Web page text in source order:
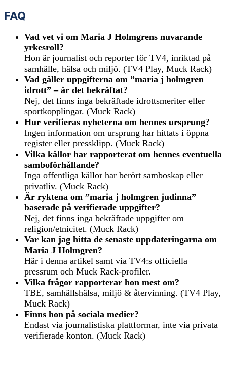
FAQ
Vad vet vi om Maria J Holmgrens nuvarande
yrkesroll?
Hon är journalist och reporter för TV4, inriktad på
samhälle, hälsa och miljö. (TV4 Play, Muck Rack)
Vad gäller uppgifterna om ”maria j holmgren
idrott” – är det bekräftat?
Nej, det finns inga bekräftade idrottsmeriter eller
sportkopplingar. (Muck Rack)
Hur verifieras nyheterna om hennes ursprung?
Ingen information om ursprung har hittats i öppna
register eller pressklipp. (Muck Rack)
Vilka källor har rapporterat om hennes eventuella
samboförhållande?
Inga offentliga källor har berört samboskap eller
privatliv. (Muck Rack)
Är ryktena om ”maria j holmgren judinna”
baserade på verifierade uppgifter?
Nej, det finns inga bekräftade uppgifter om
religion/etnicitet. (Muck Rack)
Var kan jag hitta de senaste uppdateringarna om
Maria J Holmgren?
Här i denna artikel samt via TV4:s officiella
pressrum och Muck Rack-profiler.
Vilka frågor rapporterar hon mest om?
TBE, samhällshälsa, miljö & återvinning. (TV4 Play,
Muck Rack)
Finns hon på sociala medier?
Endast via journalistiska plattformar, inte via privata
verifierade konton. (Muck Rack)